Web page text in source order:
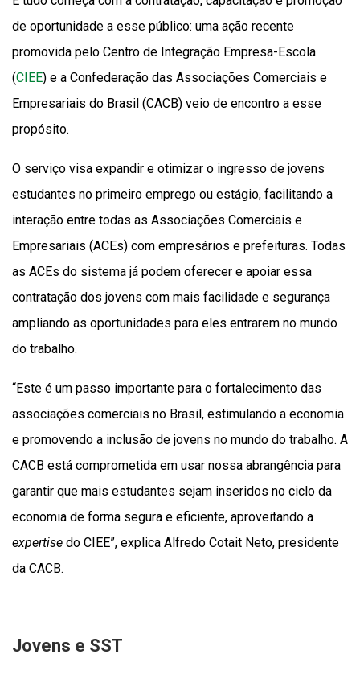
de oportunidade a esse público: uma ação recente
promovida pelo Centro de Integração Empresa-Escola
(CIEE) e a Confederação das Associações Comerciais e
Empresariais do Brasil (CACB) veio de encontro a esse
propósito.
O serviço visa expandir e otimizar o ingresso de jovens
estudantes no primeiro emprego ou estágio, facilitando a
interação entre todas as Associações Comerciais e
Empresariais (ACEs) com empresários e prefeituras. Todas
as ACEs do sistema já podem oferecer e apoiar essa
contratação dos jovens com mais facilidade e segurança
ampliando as oportunidades para eles entrarem no mundo
do trabalho.
“Este é um passo importante para o fortalecimento das
associações comerciais no Brasil, estimulando a economia
e promovendo a inclusão de jovens no mundo do trabalho. A
CACB está comprometida em usar nossa abrangência para
garantir que mais estudantes sejam inseridos no ciclo da
economia de forma segura e eficiente, aproveitando a
expertise do CIEE”, explica Alfredo Cotait Neto, presidente
da CACB.
Jovens e SST